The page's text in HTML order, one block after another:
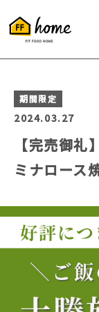
期間限定
2024.03.27
【完売御
ミナロース